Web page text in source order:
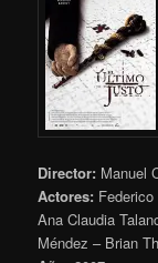
Director: Manuel
Actores:
Ana Claudia
Méndez – Brian